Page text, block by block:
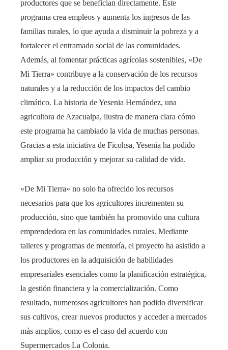
productores que se benefician directamente. Este
programa crea empleos y aumenta los ingresos de las
familias rurales, lo que ayuda a disminuir la pobreza y a
fortalecer el entramado social de las comunidades.
Además, al fomentar prácticas agrícolas sostenibles, «De
Mi Tierra» contribuye a la conservación de los recursos
naturales y a la reducción de los impactos del cambio
climático. La historia de Yesenia Hernández, una
agricultora de Azacualpa, ilustra de manera clara cómo
este programa ha cambiado la vida de muchas personas.
Gracias a esta iniciativa de Ficohsa, Yesenia ha podido
ampliar su producción y mejorar su calidad de vida.
«De Mi Tierra» no solo ha ofrecido los recursos
necesarios para que los agricultores incrementen su
producción, sino que también ha promovido una cultura
emprendedora en las comunidades rurales. Mediante
talleres y programas de mentoría, el proyecto ha asistido a
los productores en la adquisición de habilidades
empresariales esenciales como la planificación estratégica,
la gestión financiera y la comercialización. Como
resultado, numerosos agricultores han podido diversificar
sus cultivos, crear nuevos productos y acceder a mercados
más amplios, como es el caso del acuerdo con
Supermercados La Colonia.